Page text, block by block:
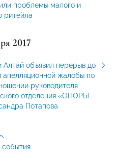
проблемы малого и
ритейла
2017
Алтай объявил перерыв до
жалобы по
руководителя
отделения «ОПОРЫ
Потапова
события